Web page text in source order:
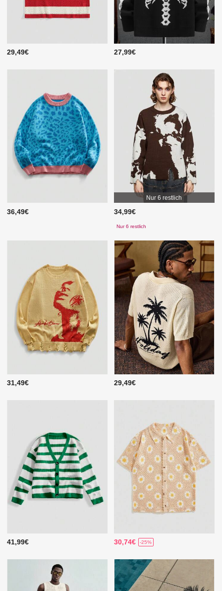
29,49€ 27,99€
36,49€
Nur 6 restlich
34,99€
Nur 6 restlich
31,49€ 29,49€
41,99€ 30,74€ -25%